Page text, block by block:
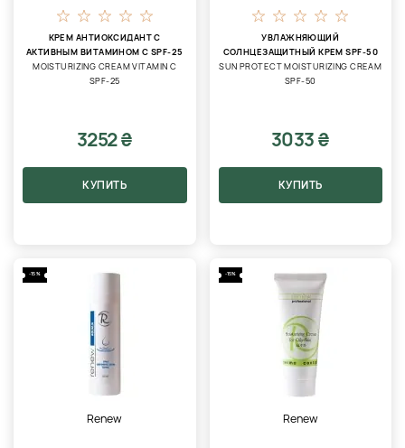
КРЕМ АНТИОКСИДАНТ С
АКТИВНЫМ ВИТАМИНОМ С SPF-25
MOISTURIZING CREAM VITAMIN C
SPF-25
3252 ₴
КУПИТЬ
УВЛАЖНЯЮЩИЙ
СОЛНЦЕЗАЩИТНЫЙ КРЕМ SPF-50
SUN PROTECT MOISTURIZING CREAM
SPF-50
3033 ₴
КУПИТЬ
-15%
Renew
-15%
Renew